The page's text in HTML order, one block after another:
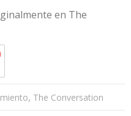
en The
, The Conversation